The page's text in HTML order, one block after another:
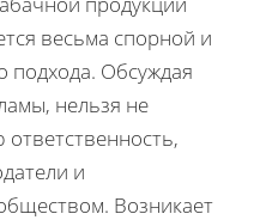
весьма спорной и
подхода. Обсуждая
нельзя не
и
Возникает